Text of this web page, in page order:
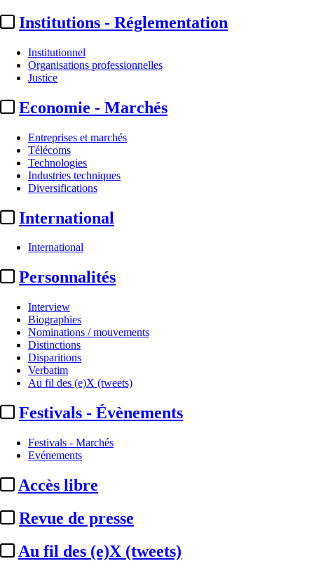
Institutions - Réglementation
Institutionnel
Organisations professionnelles
Justice
Economie - Marchés
Entreprises et marchés
Télécoms
Technologies
Industries techniques
Diversifications
International
International
Personnalités
Interview
Biographies
Nominations / mouvements
Distinctions
Disparitions
Verbatim
Au fil des (e)X (tweets)
Festivals - Évènements
Festivals - Marchés
Evénements
Accès libre
Revue de presse
Au fil des (e)X (tweets)
Gérard Depardieu /
« Complément d’enquête » :
l’acteur se désiste de l’ensemble
...